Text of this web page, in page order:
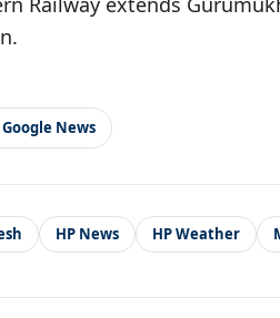
News
HP News HP Weather